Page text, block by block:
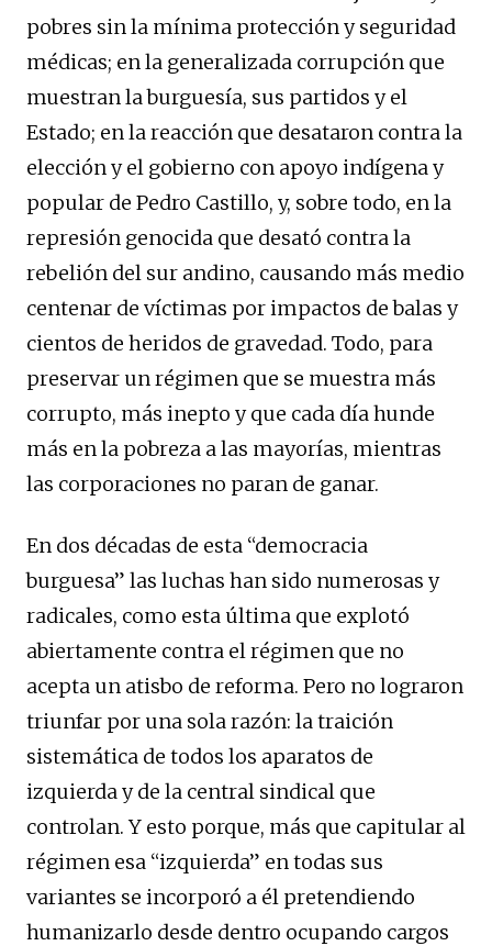
pobres sin la mínima protección y seguridad
médicas; en la generalizada corrupción que
muestran la burguesía, sus partidos y el
Estado; en la reacción que desataron contra la
elección y el gobierno con apoyo indígena y
popular de Pedro Castillo, y, sobre todo, en la
represión genocida que desató contra la
rebelión del sur andino, causando más medio
centenar de víctimas por impactos de balas y
cientos de heridos de gravedad. Todo, para
preservar un régimen que se muestra más
corrupto, más inepto y que cada día hunde
más en la pobreza a las mayorías, mientras
las corporaciones no paran de ganar.
En dos décadas de esta “democracia
burguesa” las luchas han sido numerosas y
radicales, como esta última que explotó
abiertamente contra el régimen que no
acepta un atisbo de reforma. Pero no lograron
triunfar por una sola razón: la traición
sistemática de todos los aparatos de
izquierda y de la central sindical que
controlan. Y esto porque, más que capitular al
régimen esa “izquierda” en todas sus
variantes se incorporó a él pretendiendo
humanizarlo desde dentro ocupando cargos